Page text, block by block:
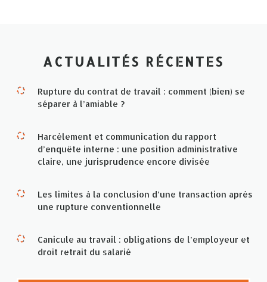
ACTUALITÉS RÉCENTES
Rupture du contrat de travail : comment (bien) se
séparer à l’amiable ?
Harcèlement et communication du rapport
d’enquête interne : une position administrative
claire, une jurisprudence encore divisée
Les limites à la conclusion d’une transaction après
une rupture conventionnelle
Canicule au travail : obligations de l’employeur et
droit retrait du salarié